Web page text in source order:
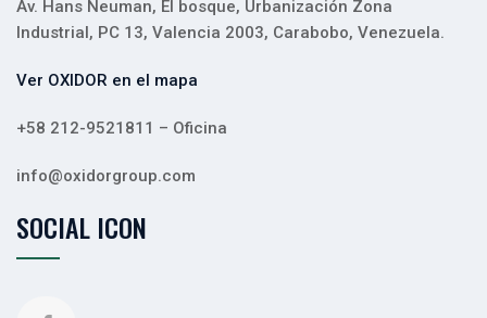
Av. Hans Neuman, El bosque, Urbanización Zona
Industrial, PC 13, Valencia 2003, Carabobo, Venezuela.
Ver OXIDOR en el mapa
+58 212-9521811 – Oficina
info@oxidorgroup.com
SOCIAL ICON